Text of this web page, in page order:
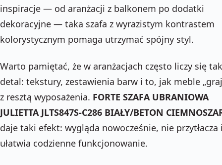
inspiracje — od aranżacji z balkonem po dodatki
dekoracyjne — taka szafa z wyrazistym kontrastem
kolorystycznym pomaga utrzymać spójny styl.
Warto pamiętać, że w aranżacjach często liczy się
detal: tekstury, zestawienia barw i to, jak meble
z resztą wyposażenia. FORTE SZAFA UBRANIOWA
JULIETTA JLTS847S-C286 BIAŁY/BETON
daje taki efekt: wygląda nowocześnie, nie przytłacza
ułatwia codzienne funkcjonowanie.